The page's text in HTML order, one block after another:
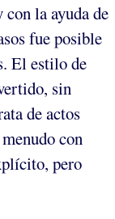
la ayuda de
fue posible
El estilo de
sin
de actos
con
pero